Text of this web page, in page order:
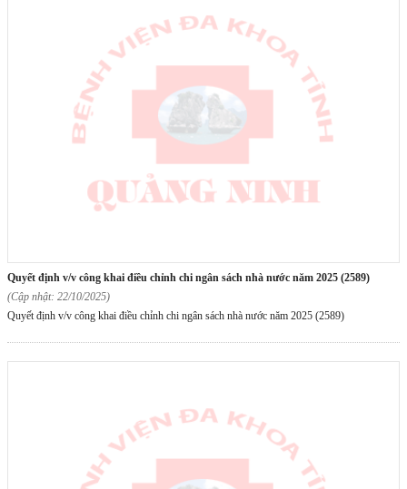
quyết định v/v công khai điều chỉnh chi ngân sách nhà nước năm 2025 (2589)
(Cập nhật: 22/10/2025)
Quyết định v/v công khai điều chỉnh chi ngân sách nhà nước năm 2025 (2589)